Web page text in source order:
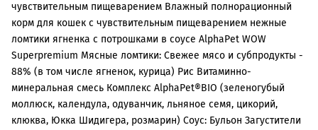
чувствительным пищеварением Влажный полнорационный
корм для кошек с чувствительным пищеварением нежные
ломтики ягненка с потрошками в соусе AlphaPet WOW
Superpremium Мясные ломтики: Свежее мясо и субпродукты -
88% (в том числе ягненок, курица) Рис Витаминно-
минеральная смесь Комплекс AlphaPet®BIO (зеленогубый
моллюск, календула, одуванчик, льняное семя, цикорий,
клюква, Юкка Шидигера, розмарин) Соус: Бульон Загустители